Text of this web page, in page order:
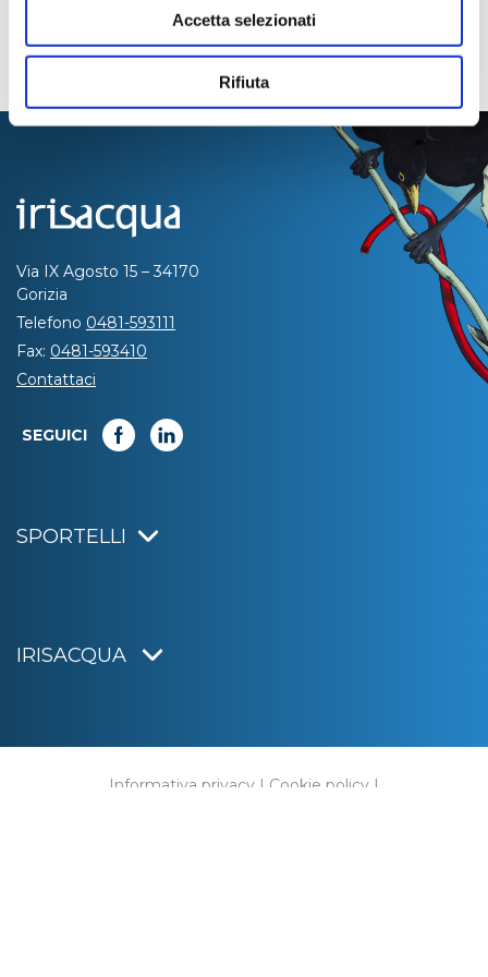
Accetta selezionati
Rifiuta
Via IX Agosto 15 – 34170
Gorizia
Telefono 0481-593111
Fax: 0481-593410
Contattaci
SEGUICI
SPORTELLI
IRISACQUA
Informativa privacy | Cookie policy |